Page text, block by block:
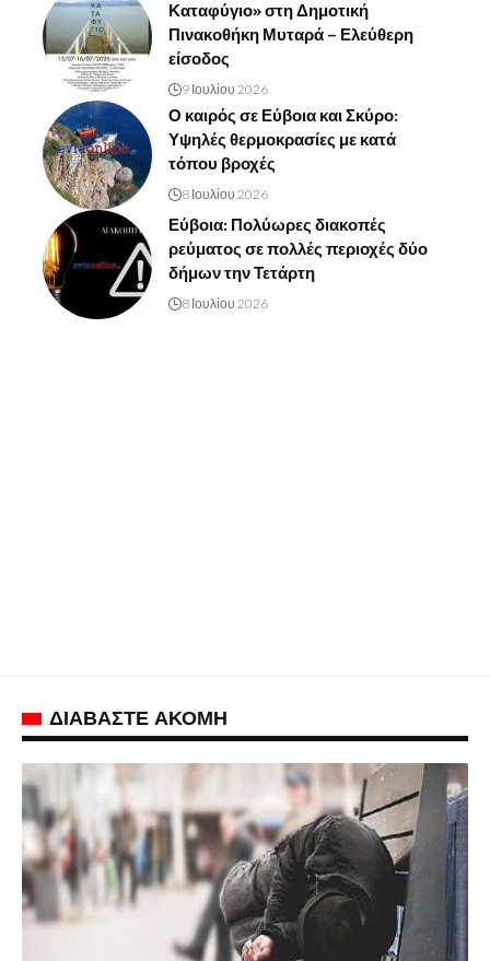
Καταφύγιο» στη Δημοτική
Πινακοθήκη Μυταρά – Ελεύθερη
είσοδος
9 Ιουλίου 2026
Ο καιρός σε Εύβοια και Σκύρο:
Υψηλές θερμοκρασίες με κατά
τόπου βροχές
8 Ιουλίου 2026
Εύβοια: Πολύωρες διακοπές
ρεύματος σε πολλές περιοχές δύο
δήμων την Τετάρτη
8 Ιουλίου 2026
ΔΙΑΒΑΣΤΕ ΑΚΟΜΗ